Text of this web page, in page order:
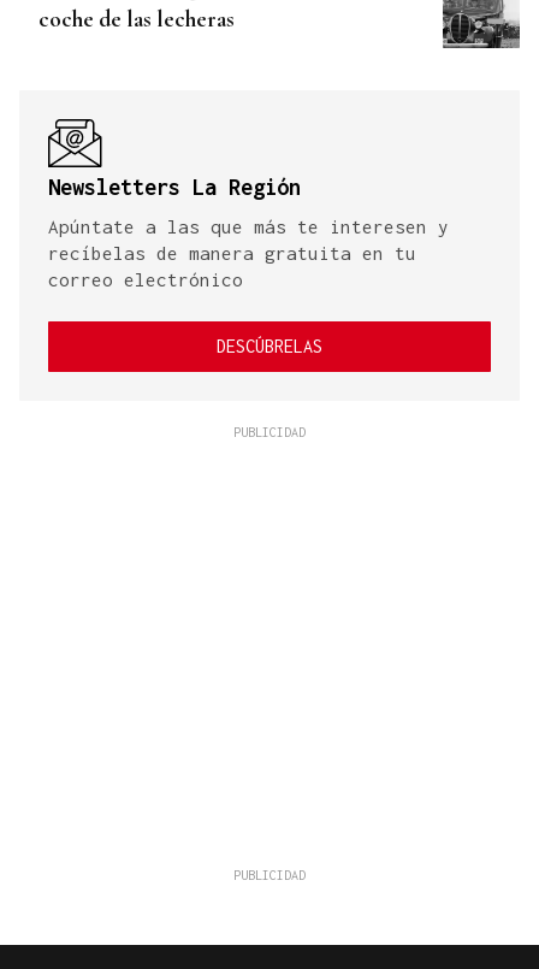
coche de las lecheras
Newsletters La Región
Apúntate a las que más te interesen y
recíbelas de manera gratuita en tu
correo electrónico
DESCÚBRELAS